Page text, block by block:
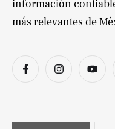
información
más relevantes de